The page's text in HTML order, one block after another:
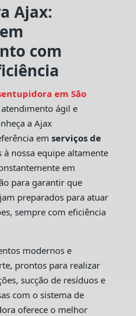
Ajax:
com
em São
ágil e
a Ajax
em serviços de
à nossa equipe altamente
em
para garantir que
preparados para atuar
sempre com eficiência
modernos e
prontos para realizar
sucção de resíduos e
com o sistema de
oferece o melhor